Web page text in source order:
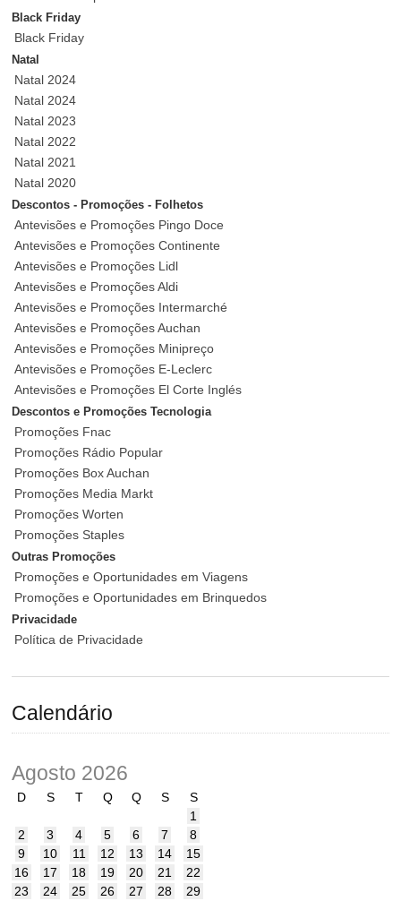
Black Friday
Black Friday
Natal
Natal 2024
Natal 2024
Natal 2023
Natal 2022
Natal 2021
Natal 2020
Descontos - Promoções - Folhetos
Antevisões e Promoções Pingo Doce
Antevisões e Promoções Continente
Antevisões e Promoções Lidl
Antevisões e Promoções Aldi
Antevisões e Promoções Intermarché
Antevisões e Promoções Auchan
Antevisões e Promoções Minipreço
Antevisões e Promoções E-Leclerc
Antevisões e Promoções El Corte Inglés
Descontos e Promoções Tecnologia
Promoções Fnac
Promoções Rádio Popular
Promoções Box Auchan
Promoções Media Markt
Promoções Worten
Promoções Staples
Outras Promoções
Promoções e Oportunidades em Viagens
Promoções e Oportunidades em Brinquedos
Privacidade
Política de Privacidade
Calendário
Agosto 2026
D S T Q Q S
S
1
2
3 4 5 6 7
8
9
10 11 12 13 14
15
16
17 18 19 20 21
22
23
24 25 26 27 28
29